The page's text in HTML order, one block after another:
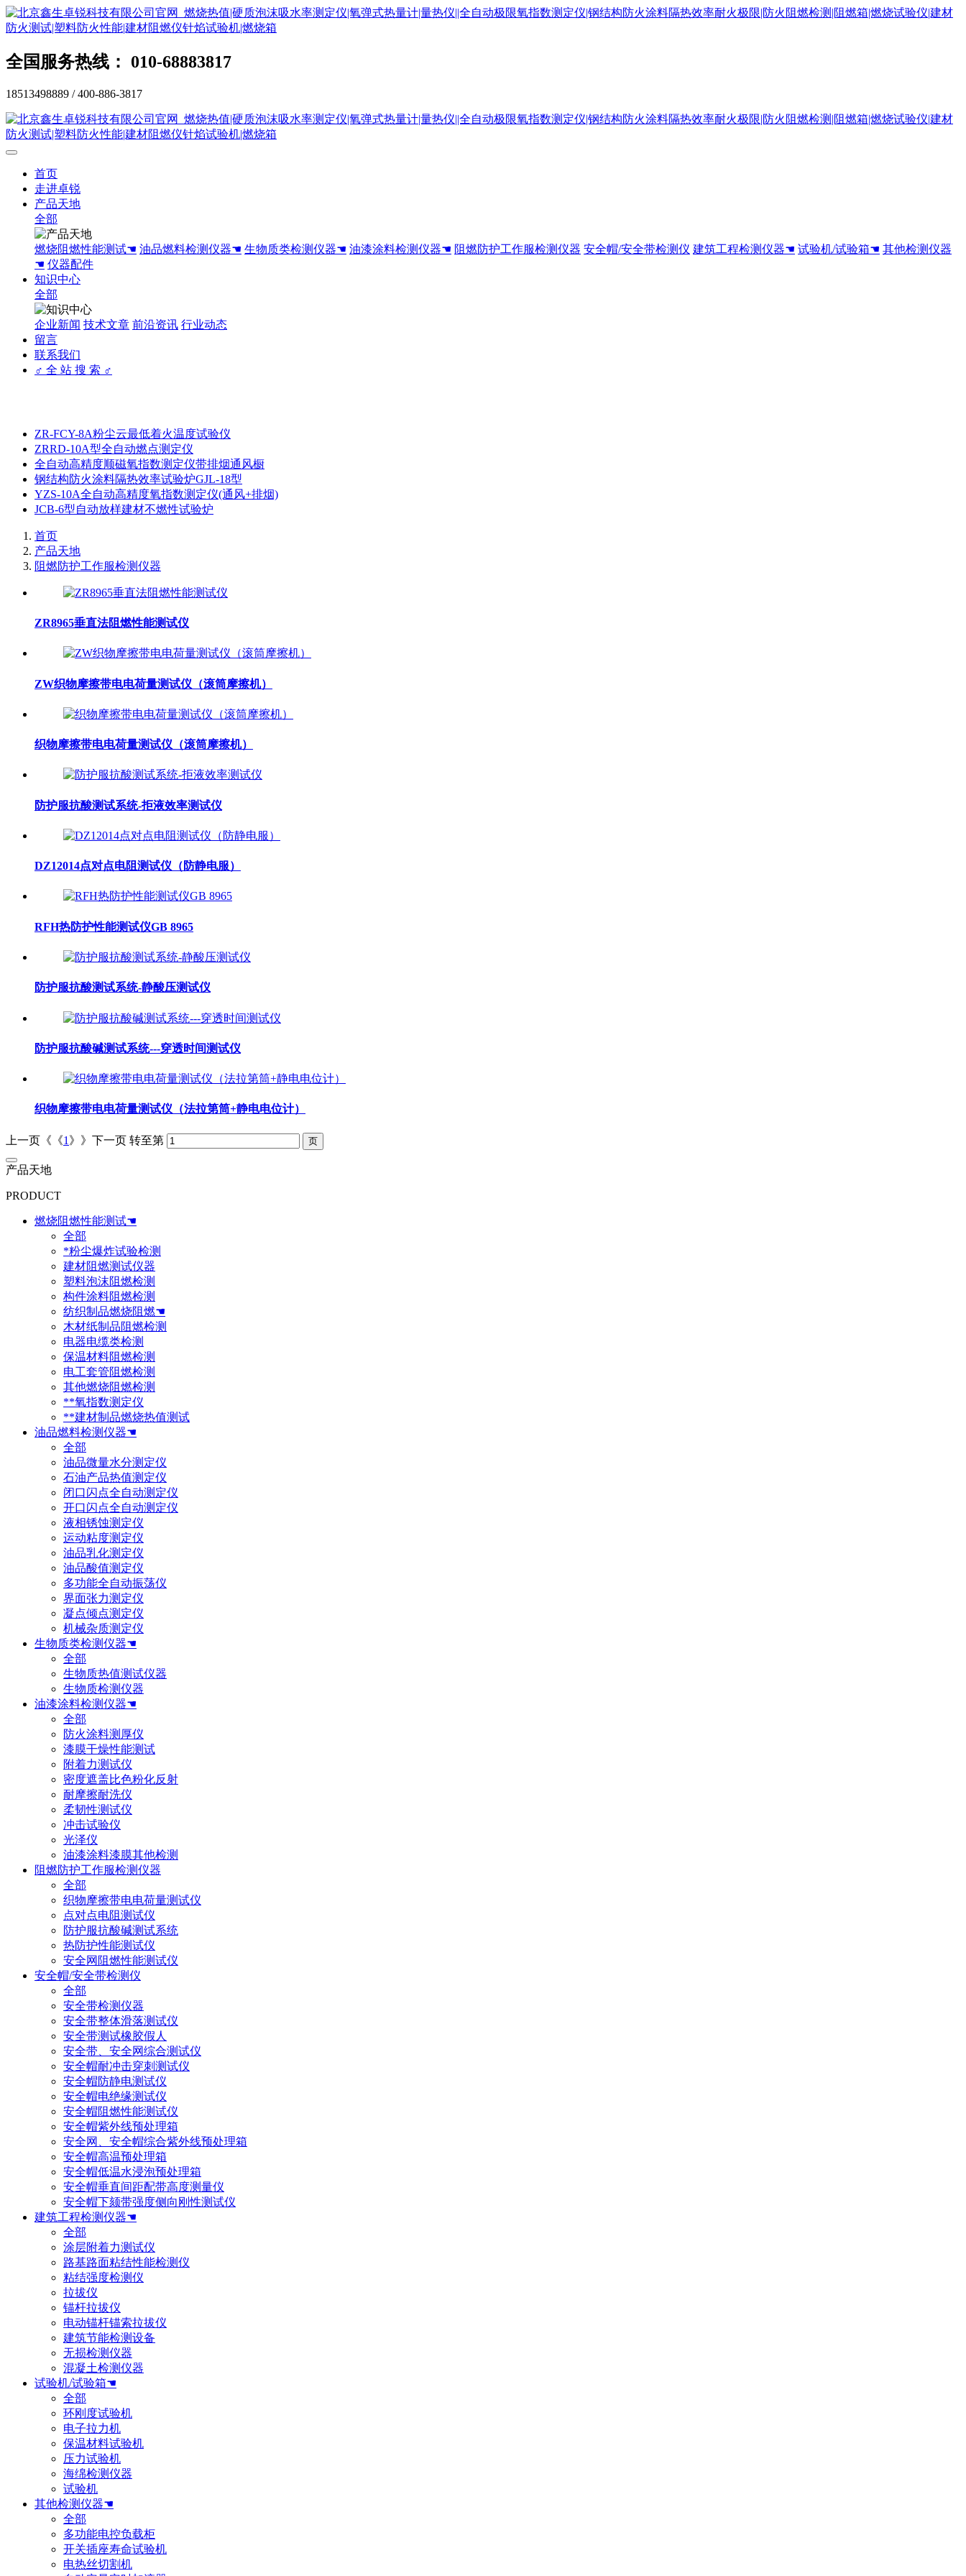
全国服务热线： 010-68883817
18513498889 / 400-886-3817
首页
走进卓锐
产品天地
全部
燃烧阻燃性能测试☚ 油品燃料检测仪器☚ 生物质类检测仪器☚ 油漆涂料检测仪器☚ 阻燃防护工作服检测仪器 安全帽/安全带检测仪 建筑工程检测仪器☚ 试验机/试验箱☚ 其他检测仪器
☚ 仪器配件
知识中心
全部
企业新闻 技术文章 前沿资讯 行业动态
留言
联系我们
♂ 全 站 搜 索 ♂
ZR-FCY-8A粉尘云最低着火温度试验仪
ZRRD-10A型全自动燃点测定仪
全自动高精度顺磁氧指数测定仪带排烟通风橱
钢结构防火涂料隔热效率试验炉GJL-18型
YZS-10A全自动高精度氧指数测定仪(通风+排烟)
JCB-6型自动放样建材不燃性试验炉
首页
产品天地
阻燃防护工作服检测仪器
ZR8965垂直法阻燃性能测试仪
ZW织物摩擦带电电荷量测试仪（滚筒摩擦机）
织物摩擦带电电荷量测试仪（滚筒摩擦机）
防护服抗酸测试系统-拒液效率测试仪
DZ12014点对点电阻测试仪（防静电服）
RFH热防护性能测试仪GB 8965
防护服抗酸测试系统-静酸压测试仪
防护服抗酸碱测试系统---穿透时间测试仪
织物摩擦带电电荷量测试仪（法拉第筒+静电电位计）
上一页《《1 》》下一页 转至第
产品天地
PRODUCT
燃烧阻燃性能测试☚
全部
*粉尘爆炸试验检测
建材阻燃测试仪器
塑料泡沫阻燃检测
构件涂料阻燃检测
纺织制品燃烧阻燃☚
木材纸制品阻燃检测
电器电缆类检测
保温材料阻燃检测
电工套管阻燃检测
其他燃烧阻燃检测
**氧指数测定仪
**建材制品燃烧热值测试
油品燃料检测仪器☚
全部
油品微量水分测定仪
石油产品热值测定仪
闭口闪点全自动测定仪
开口闪点全自动测定仪
液相锈蚀测定仪
运动粘度测定仪
油品乳化测定仪
油品酸值测定仪
多功能全自动振荡仪
界面张力测定仪
凝点倾点测定仪
机械杂质测定仪
生物质类检测仪器☚
全部
生物质热值测试仪器
生物质检测仪器
油漆涂料检测仪器☚
全部
防火涂料测厚仪
漆膜干燥性能测试
附着力测试仪
密度遮盖比色粉化反射
耐摩擦耐洗仪
柔韧性测试仪
冲击试验仪
光泽仪
油漆涂料漆膜其他检测
阻燃防护工作服检测仪器
全部
织物摩擦带电电荷量测试仪
点对点电阻测试仪
防护服抗酸碱测试系统
热防护性能测试仪
安全网阻燃性能测试仪
安全帽/安全带检测仪
全部
安全带检测仪器
安全带整体滑落测试仪
安全带测试橡胶假人
安全带、安全网综合测试仪
安全帽耐冲击穿刺测试仪
安全帽防静电测试仪
安全帽电绝缘测试仪
安全帽阻燃性能测试仪
安全帽紫外线预处理箱
安全网、安全帽综合紫外线预处理箱
安全帽高温预处理箱
安全帽低温水浸泡预处理箱
安全帽垂直间距配带高度测量仪
安全帽下颏带强度侧向刚性测试仪
建筑工程检测仪器☚
全部
涂层附着力测试仪
路基路面粘结性能检测仪
粘结强度检测仪
拉拔仪
锚杆拉拔仪
电动锚杆锚索拉拔仪
建筑节能检测设备
无损检测仪器
混凝土检测仪器
试验机/试验箱☚
全部
环刚度试验机
电子拉力机
保温材料试验机
压力试验机
海绵检测仪器
试验机
其他检测仪器☚
全部
多功能电控负载柜
开关插座寿命试验机
电热丝切割机